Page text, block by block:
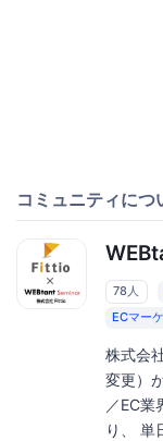
コミュニティにつ
78人
ECマー
株式会
変更）
／EC
り、 単